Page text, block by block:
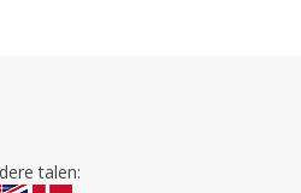
talen: